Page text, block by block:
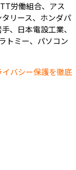
労働組合、アス
リース、ホンダパ
、日本電設工業、
トミー、パソコン
バシー保護を徹底